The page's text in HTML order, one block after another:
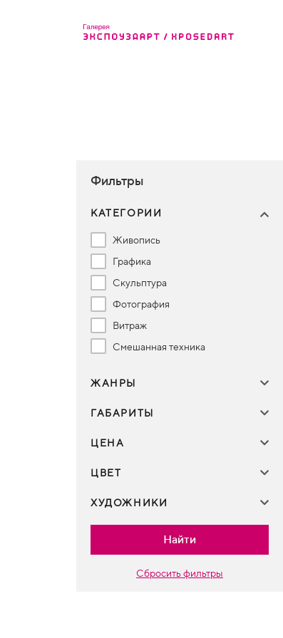
Фильтры
КАТЕГОРИИ
Живопись
Графика
Скульптура
Фотография
Витраж
Смешанная техника
ЖАНРЫ
ГАБАРИТЫ
ЦЕНА
ЦВЕТ
ХУДОЖНИКИ
Найти
Сбросить фильтры